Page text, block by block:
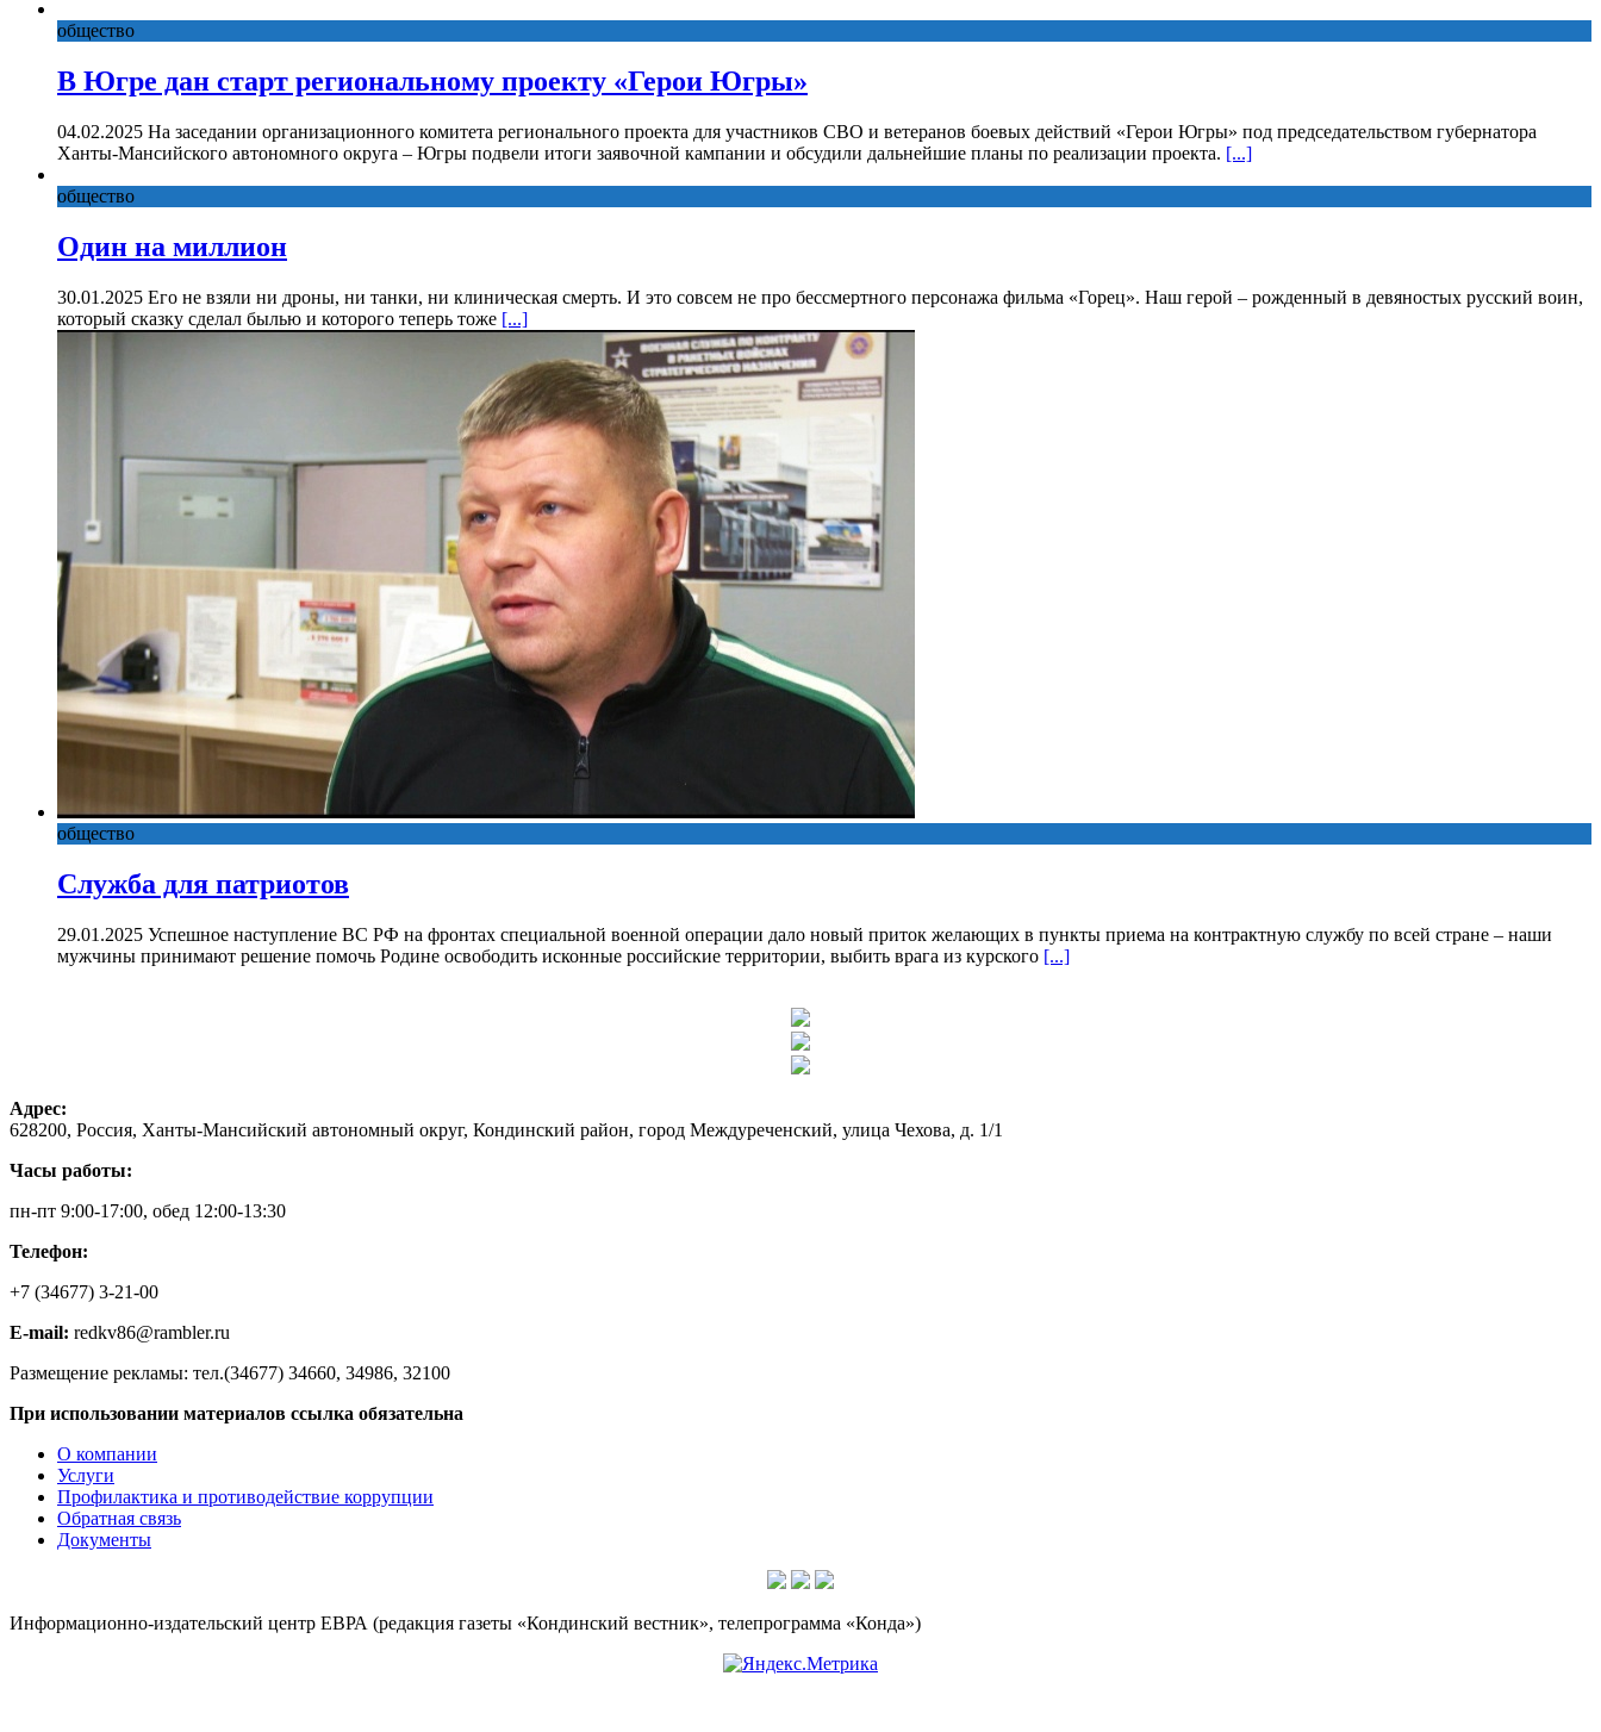
общество
В Югре дан старт региональному проекту «Герои Югры»
04.02.2025 На заседании организационного комитета регионального проекта для участников СВО и ветеранов боевых действий «Герои Югры» под председательством губернатора
Ханты-Мансийского автономного округа – Югры подвели итоги заявочной кампании и обсудили дальнейшие планы по реализации проекта. [...]
общество
Один на миллион
30.01.2025 Его не взяли ни дроны, ни танки, ни клиническая смерть. И это совсем не про бессмертного персонажа фильма «Горец». Наш герой – рожденный в девяностых русский воин,
который сказку сделал былью и которого теперь тоже [...]
общество
Служба для патриотов
29.01.2025 Успешное наступление ВС РФ на фронтах специальной военной операции дало новый приток желающих в пункты приема на контрактную службу по всей стране – наши
мужчины принимают решение помочь Родине освободить исконные российские территории, выбить врага из курского [...]
Адрес:
628200, Россия, Ханты-Мансийский автономный округ, Кондинский район, город Междуреченский, улица Чехова, д. 1/1
Часы работы:
пн-пт 9:00-17:00, обед 12:00-13:30
Телефон:
+7 (34677) 3-21-00
E-mail: redkv86@rambler.ru
Размещение рекламы: тел.(34677) 34660, 34986, 32100
При использовании материалов ссылка обязательна
О компании
Услуги
Профилактика и противодействие коррупции
Обратная связь
Документы
Информационно-издательский центр ЕВРА (редакция газеты «Кондинский вестник», телепрограмма «Конда»)